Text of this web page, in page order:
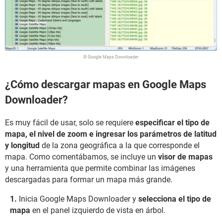
© Google Maps Downloader
¿Cómo descargar mapas en Google Maps
Downloader?
Es muy fácil de usar, solo se requiere especificar el tipo de
mapa, el nivel de zoom e ingresar los parámetros de latitud
y longitud de la zona geográfica a la que corresponde el
mapa. Como comentábamos, se incluye un visor de mapas
y una herramienta que permite combinar las imágenes
descargadas para formar un mapa más grande.
Inicia Google Maps Downloader y selecciona el tipo de
mapa en el panel izquierdo de vista en árbol.